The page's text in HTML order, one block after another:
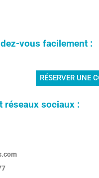
vous facilement :
RÉSERVER UNE
réseaux sociaux :